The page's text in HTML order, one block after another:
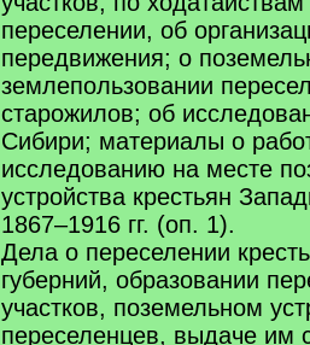
переселении, об
передвижения; о
землепользовании
старожилов; об
Сибири; материалы о
исследованию на месте
устройства крестьян
1867–1916 гг. (оп. 1).
Дела о переселении
губерний, образовании
участков, поземельном
переселенцев, выдаче им